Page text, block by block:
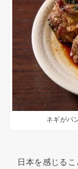
ネギがパ
日本を感じるこ